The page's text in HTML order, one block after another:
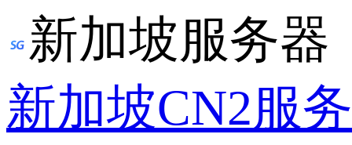
新加坡服务器
新加坡CN2服